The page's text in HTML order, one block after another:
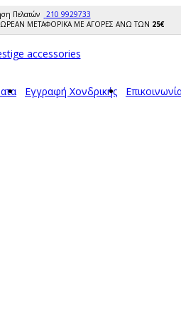
Πελατών
210 9929733
ΜΕΤΑΦΟΡΙΚΑ ΜΕ ΑΓΟΡΕΣ ΑΝΩ ΤΩΝ 25€
Εγγραφή Χονδρικής